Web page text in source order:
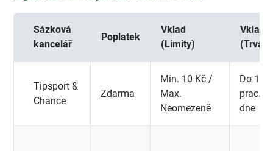
Sázková
kancelář
Poplatek
Vklad
(Limity)
Vklad
Tipsport &
Chance
Zdarma
Min. 10 Kč /
Max.
Neomezeně
Do 1
prac.
dne